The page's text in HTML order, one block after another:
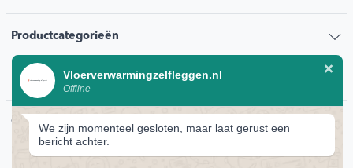
Productcategorieën
Klantenservice
Contact
Vloerverwarmingzelfleggen.nl
Offline
We zijn momenteel gesloten, maar laat gerust een
bericht achter.